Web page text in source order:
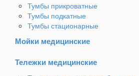
Тумбы прикроватные
Тумбы подкатные
Тумбы стационарные
Мойки медицинские
Тележки медицинские